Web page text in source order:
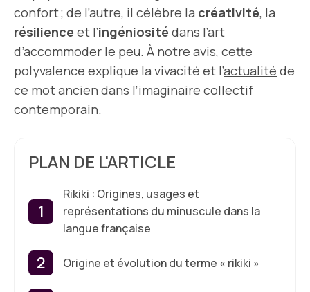
confort ; de l’autre, il célèbre la créativité, la
résilience et l’ingéniosité dans l’art
d’accommoder le peu. À notre avis, cette
polyvalence explique la vivacité et l’actualité de
ce mot ancien dans l’imaginaire collectif
contemporain.
PLAN DE L'ARTICLE
Rikiki : Origines, usages et
représentations du minuscule dans la
langue française
Origine et évolution du terme « rikiki »